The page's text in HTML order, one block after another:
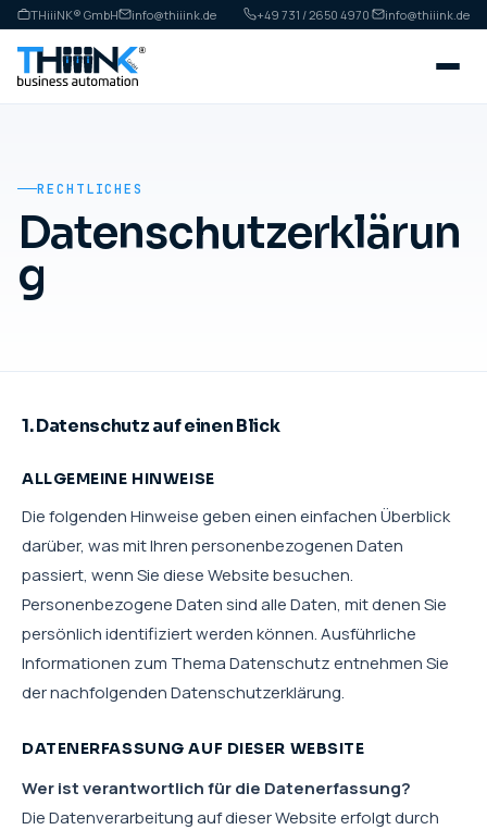
THiiiNK® GmbH info@thiiink.de +49 731 / 2650 4970· info@thiiink.de
RECHTLICHES
Datenschutzerklärun
g
1. Datenschutz auf einen Blick
ALLGEMEINE HINWEISE
Die folgenden Hinweise geben einen einfachen Überblick
darüber, was mit Ihren personenbezogenen Daten
passiert, wenn Sie diese Website besuchen.
Personenbezogene Daten sind alle Daten, mit denen Sie
persönlich identifiziert werden können. Ausführliche
Informationen zum Thema Datenschutz entnehmen Sie
der nachfolgenden Datenschutzerklärung.
DATENERFASSUNG AUF DIESER WEBSITE
Wer ist verantwortlich für die Datenerfassung?
Die Datenverarbeitung auf dieser Website erfolgt durch